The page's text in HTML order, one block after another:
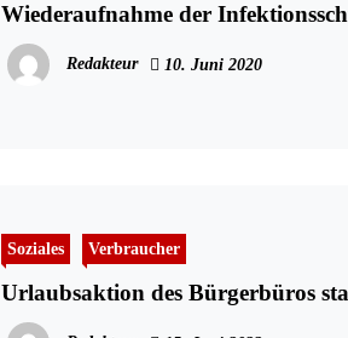
Wiederaufnahme der
Redakteur 10. Juni 2020
Soziales Verbraucher
Urlaubsaktion des Bürgerbüros